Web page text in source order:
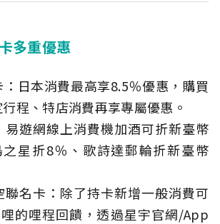
多重優惠
日本消費最高享8.5％優惠，購買
程、特店消費再享專屬優惠。
易遊網線上消費機加酒可折新臺幣
星折8％、歌詩達郵輪折新臺幣
聯名卡：除了持卡新增一般消費可
的哩程回饋，透過星宇官網/App